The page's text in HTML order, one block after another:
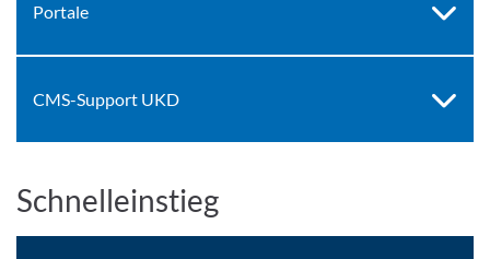
Portale
CMS-Support UKD
Schnelleinstieg